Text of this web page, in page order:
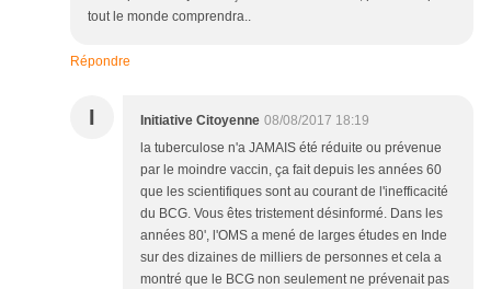
tout le monde comprendra..
Répondre
I Initiative Citoyenne 08/08/2017 18:19
la tuberculose n'a JAMAIS été réduite ou prévenue
par le moindre vaccin, ça fait depuis les années 60
que les scientifiques sont au courant de l'inefficacité
du BCG. Vous êtes tristement désinformé. Dans les
années 80', l'OMS a mené de larges études en Inde
sur des dizaines de milliers de personnes et cela a
montré que le BCG non seulement ne prévenait pas